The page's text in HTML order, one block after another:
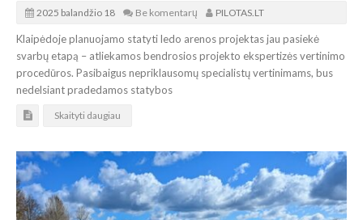
2025 balandžio 18 Be komentarų PILOTAS.LT
Klaipėdoje planuojamo statyti ledo arenos projektas jau pasiekė
svarbų etapą – atliekamos bendrosios projekto ekspertizės vertinimo
procedūros. Pasibaigus nepriklausomų specialistų vertinimams, bus
nedelsiant pradedamos statybos
Skaityti daugiau